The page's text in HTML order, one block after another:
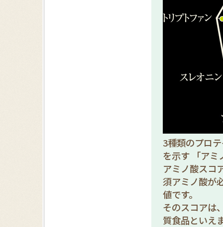
3種類のプロ
を示す 「アミ
アミノ酸スコ
須アミノ酸が
値です。
そのスコアは
質食品といえ